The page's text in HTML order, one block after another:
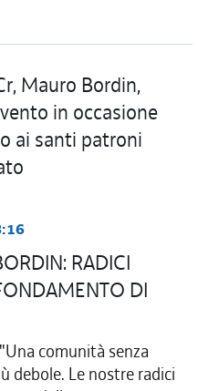
RADICI
DI
comunità senza
debole. Le nostre radici